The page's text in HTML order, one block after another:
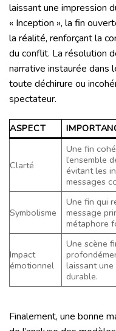
laissant une impression
« Inception », la fin
la réalité, renforçant la
du conflit. La résolution
narrative instaurée dans
toute déchirure ou
spectateur.
ASPECT
Clarté
Une fin
l’ensemble
évitant les
messages
Symbolisme
Une fin qui
message
métaphore
Impact
émotionnel
Une scène
laissant une
durable.
Finalement, une bonne